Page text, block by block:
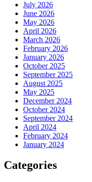
July 2026
June 2026
May 2026
April 2026
March 2026
February 2026
January 2026
October 2025
September 2025
August 2025
May 2025
December 2024
October 2024
September 2024
April 2024
February 2024
January 2024
Categories